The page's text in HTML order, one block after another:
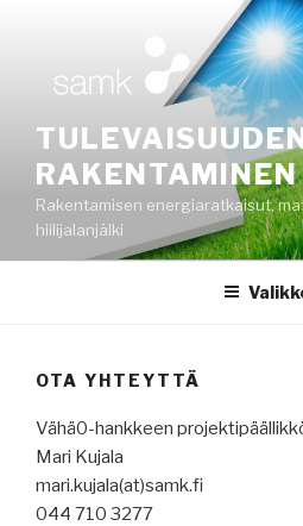
RAKENTAMINEN
Rakentamisen energiaratkaisut,
hiilijalanjälki
OTA YHTEYTTÄ
Vähä0-hankkeen
Mari Kujala
mari.kujala(at)samk.fi
044 710 3277